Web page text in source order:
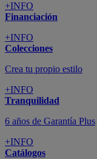
+INFO
Financiación
+INFO
Colecciones
Crea tu propio estilo
+INFO
Tranquilidad
6 años de Garantía Plus
+INFO
Catálogos